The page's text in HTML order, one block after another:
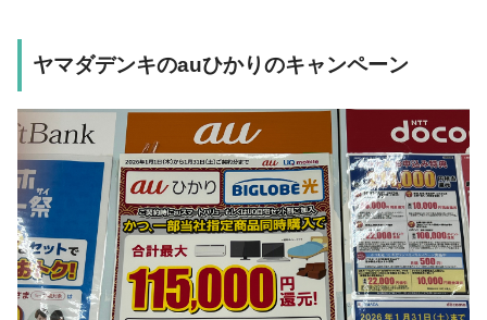
ヤマダデンキのauひかりのキャンペーン